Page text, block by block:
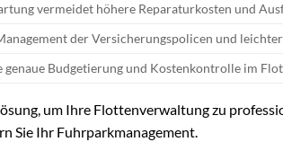
vermeidet höhere Reparaturkosten und
der Versicherungspolicen und
genaue Budgetierung und Kostenkontrolle im
um Ihre Flottenverwaltung zu
Sie Ihr Fuhrparkmanagement.